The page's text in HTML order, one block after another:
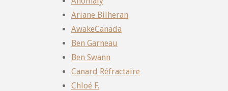
Ariane Bilheran
AwakeCanada
Ben Garneau
Ben Swann
Canard Réfractaire
Chloé F.